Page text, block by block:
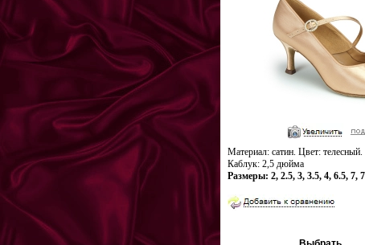
Материал: сатин. Цвет: телесный.
Каблук: 2,5 дюйма
Размеры: 2, 2.5, 3, 3.5, 4, 6.5, 7,